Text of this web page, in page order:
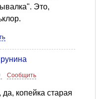
Это,
Сообщить
копейка старая